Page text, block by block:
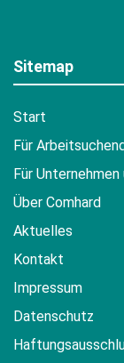
Sitemap
Start
Für
Für
Über Comhard
Aktuelles
Kontakt
Impressum
Datenschutz